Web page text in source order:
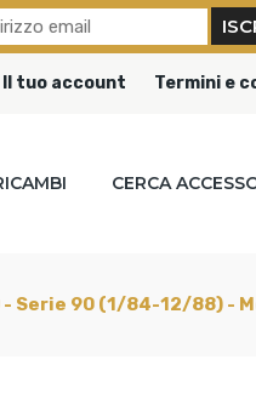
Il tuo account Termini e
CERCA
Serie 90 (1/84-12/88) -